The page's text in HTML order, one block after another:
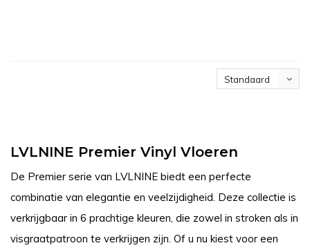
Standaard
LVLNINE Premier Vinyl Vloeren
De Premier serie van LVLNINE biedt een perfecte
combinatie van elegantie en veelzijdigheid. Deze collectie is
verkrijgbaar in 6 prachtige kleuren, die zowel in stroken als in
visgraatpatroon te verkrijgen zijn. Of u nu kiest voor een